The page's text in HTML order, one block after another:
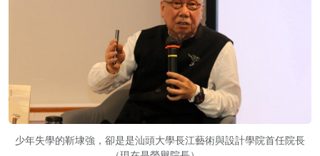
少年失學的靳埭強，卻是是汕頭大學長江藝術與設計學院首任院長